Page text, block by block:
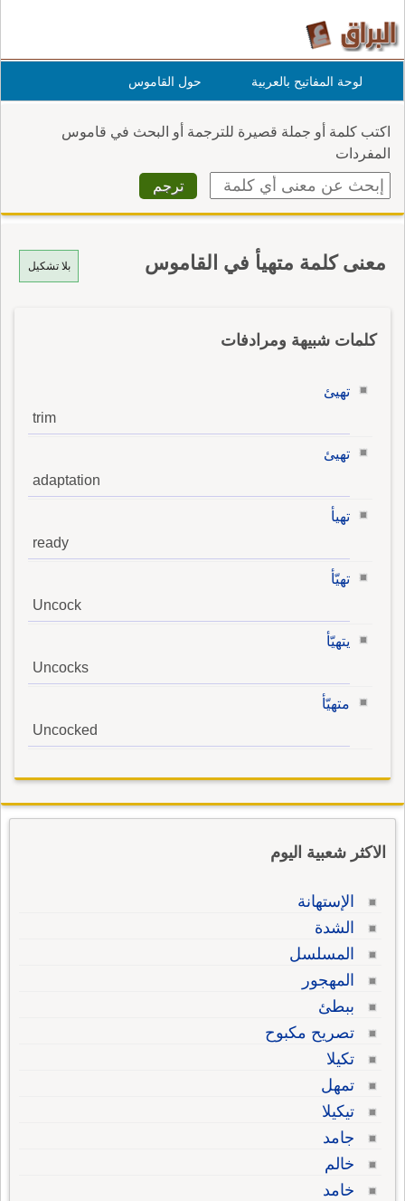
لوحة المفاتيح بالعربية حول القاموس
اكتب كلمة أو جملة قصيرة للترجمة أو البحث في قاموس
المفردات
بلا تشكيل معنى كلمة متهيأ في القاموس
كلمات شبيهة ومرادفات
تهيئ
trim
تهيئ
adaptation
تهيأ
ready
تهيّأ
Uncock
يتهيّأ
Uncocks
متهيّأ
Uncocked
الاكثر شعبية اليوم
الإستهانة
الشدة
المسلسل
المهجور
ببطئ
تصريح مكبوح
تكيلا
تمهل
تيكيلا
جامد
خالم
خامد